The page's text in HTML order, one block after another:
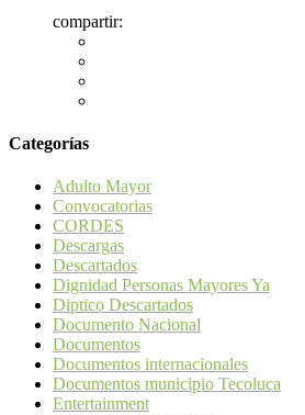
compartir:
Categorías
Adulto Mayor
Convocatorias
CORDES
Descargas
Descartados
Dignidad Personas Mayores Ya
Diptico Descartados
Documento Nacional
Documentos
Documentos internacionales
Documentos municipio Tecoluca
Entertainment